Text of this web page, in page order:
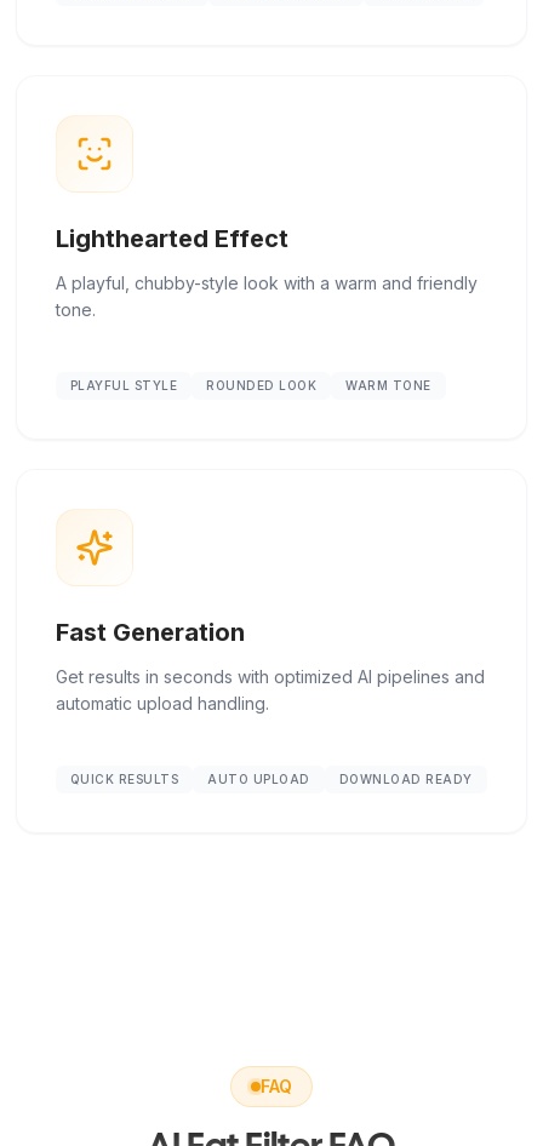
Lighthearted Effect
A playful, chubby-style look with a warm and friendly
tone.
PLAYFUL STYLE ROUNDED LOOK WARM TONE
Fast Generation
Get results in seconds with optimized AI pipelines and
automatic upload handling.
QUICK RESULTS AUTO UPLOAD DOWNLOAD READY
FAQ